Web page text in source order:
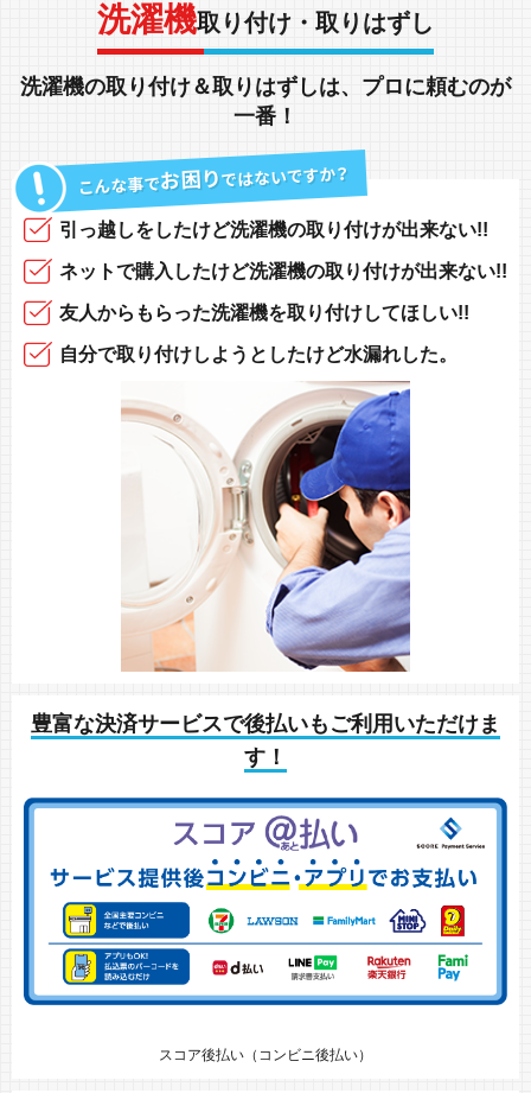
洗濯機取り付け・取りはずし
洗濯機の取り付け＆取りはずしは、 プロに頼むのが
一番！
引っ越しをしたけど洗濯機の取り付けが出来ない!!
ネットで購入 したけど洗濯機の取り付けが出来ない!!
友人からもらった洗濯機を取り付けしてほしい!!
自分で取り付けしようとしたけど水漏れした。
豊富な決済サービスで後払いもご利用いただけま
す！
スコア後払い（コンビニ後払い）